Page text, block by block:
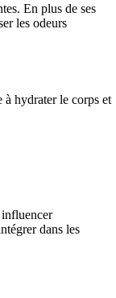
En plus de ses
les odeurs
à hydrater le corps et
dans les